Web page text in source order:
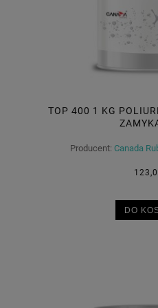
TOP 400 1 KG
Producent: Canada
DO